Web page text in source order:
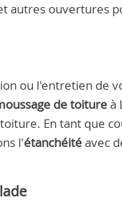
autres ouvertures
ou l'entretien de
de toitureà
En tant que
l'étanchéitéavec